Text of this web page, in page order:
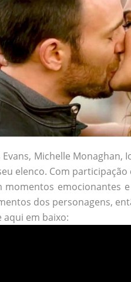
Michelle Monaghan,
elenco. Com participação
momentos emocionantes
dos personagens,
em baixo: